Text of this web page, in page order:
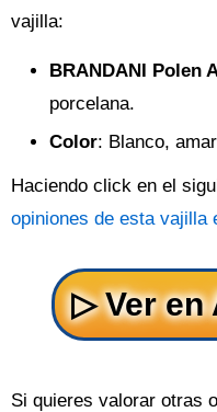
vajilla:
BRANDANI Polen
porcelana.
Color: Blanco,
Haciendo click en el
opiniones de esta vajilla
Si quieres valorar otras